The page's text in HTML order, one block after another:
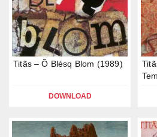
Titãs – Õ Blésq Blom (1989)
DOWNLOAD